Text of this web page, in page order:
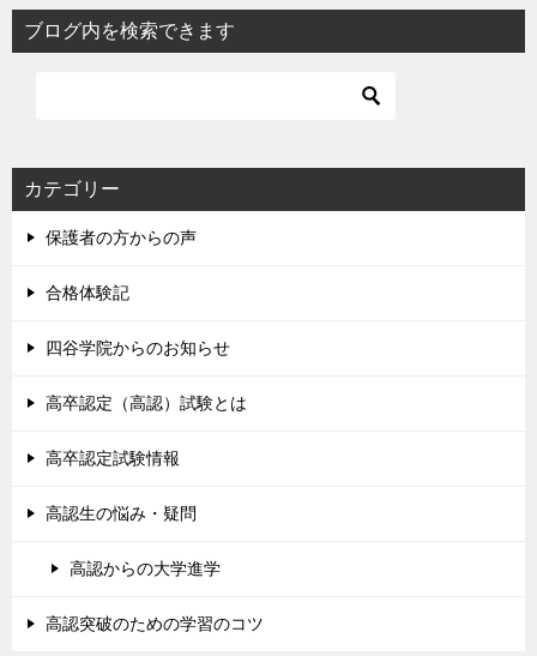
ブログ内を検索できます
カテゴリー
保護者の方からの声
合格体験記
四谷学院からのお知らせ
高卒認定（高認）試験とは
高卒認定試験情報
高認生の悩み・疑問
高認からの大学進学
高認突破のための学習のコツ